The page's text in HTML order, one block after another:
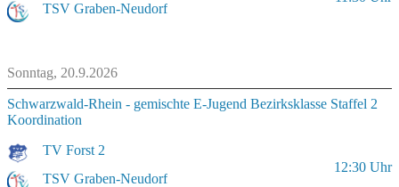
TSV Graben-Neudorf
Sonntag, 20.9.2026
Schwarzwald-Rhein - gemischte E-Jugend Bezirksklasse Staffel 2
Koordination
TV Forst 2
TSV Graben-Neudorf
12:30 Uhr